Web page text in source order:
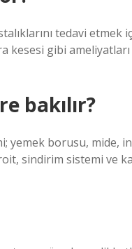
tedavi etmek
kesesi gibi
bakılır?
borusu, mide,
sindirim sistemi ve